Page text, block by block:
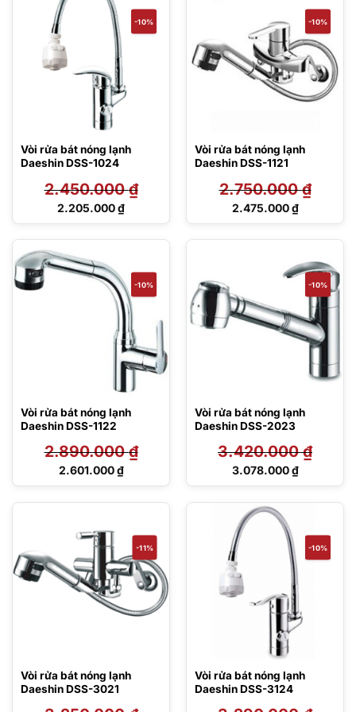
2.950.000 ₫.
2.556.000 ₫.
-10%
Vòi rửa bát nóng lạnh
Daeshin DSS-1024
2.450.000₫
Giá
2.450.000 ₫.
2.205.000₫
Giá
là:
2.205.000 ₫.
-10%
Vòi rửa bát nóng lạnh
Daeshin DSS-1121
2.750.000₫
Giá
2.750.000 ₫.
2.475.000₫
Giá
2.475.000 ₫.
-10%
Vòi rửa bát nóng lạnh
Daeshin DSS-1122
2.890.000₫
Giá
2.890.000 ₫.
2.601.000₫
Giá
2.601.000 ₫.
-10%
Vòi rửa bát nóng lạnh
Daeshin DSS-2023
3.420.000₫
Giá
3.420.000 ₫.
3.078.000₫
Giá
tại
là:
3.078.000 ₫.
-11%
Vòi rửa bát nóng lạnh
Daeshin DSS-3021
-10%
Vòi rửa bát nóng lạnh
Daeshin DSS-3124